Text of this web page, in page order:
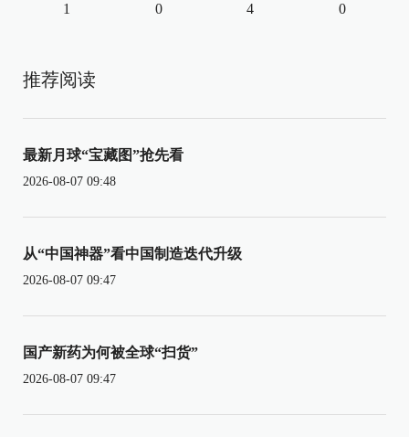
1 0 4 0
推荐阅读
最新月球“宝藏图”抢先看
2026-08-07 09:48
从“中国神器”看中国制造迭代升级
2026-08-07 09:47
国产新药为何被全球“扫货”
2026-08-07 09:47